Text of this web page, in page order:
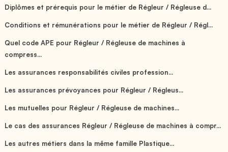
Diplômes et prérequis pour le métier de Régleur / Régleuse d...
Conditions et rémunérations pour le métier de Régleur / Régl...
Quel code APE pour Régleur / Régleuse de machines à
compress...
Les assurances responsabilités civiles profession...
Les assurances prévoyances pour Régleur / Régleus...
Les mutuelles pour Régleur / Régleuse de machines...
Le cas des assurances Régleur / Régleuse de machines à compr...
Les autres métiers dans la même famille Plastique...